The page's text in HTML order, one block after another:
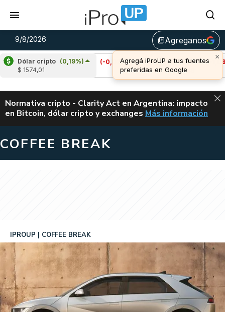
9/8/2026 library_addAgreganos
Dólar cripto (0,19%)
$ 1574,01
Cardano (-0,02%)
Avalanche (-1,08%)
u$s 6,49
ALERTA
Normativa cripto - Clarity Act en Argentina: impacto
en Bitcoin, dólar cripto y exchanges CLARITY ACT EN
Más información
COFFEE BREAK
IPROUP COFFEE BREAK